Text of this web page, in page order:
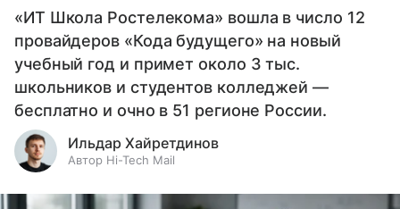
«ИТ Школа Ростелекома» вошла в число 12
провайдеров «Кода будущего» на новый
учебный год и примет около 3 тыс.
школьников и студентов колледжей —
бесплатно и очно в 51 регионе России.
Ильдар Хайретдинов
Автор Hi-Tech Mail